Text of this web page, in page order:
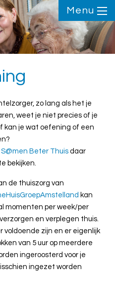
Menu
zo lang als het je
weet je niet precies of je
kan je wat oefening of een
S@men Beter Thuis daar
bekijken.
de thuiszorg van
kan
momenten per week/per
en verplegen thuis.
voldoende zijn en er eigenlijk
van 5 uur op meerdere
ingeroosterd voor je
ingezet worden